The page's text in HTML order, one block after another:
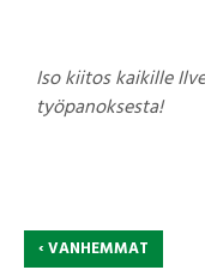
Iso kiitos kaikille
työpanoksesta!
‹VANHEMMAT